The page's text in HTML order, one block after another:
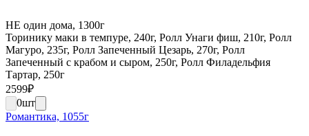
НЕ один дома, 1300г
Торинику маки в темпуре, 240г, Ролл Унаги фиш, 210г, Ролл
Магуро, 235г, Ролл Запеченный Цезарь, 270г, Ролл
Запеченный с крабом и сыром, 250г, Ролл Филадельфия
Тартар, 250г
2599₽
0шт
Романтика, 1055г